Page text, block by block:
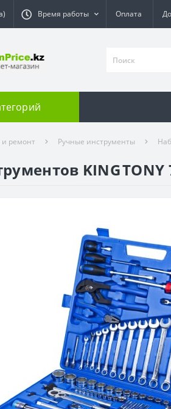
Время работы Оплата
и ремонт Ручные инструменты
KING